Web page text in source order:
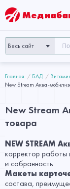
Весь сайт
Главная БАД
New Stream Аква-
New Stream
товара
NEW STREAM
корректор работы
и собранность.
Макеты
состава,